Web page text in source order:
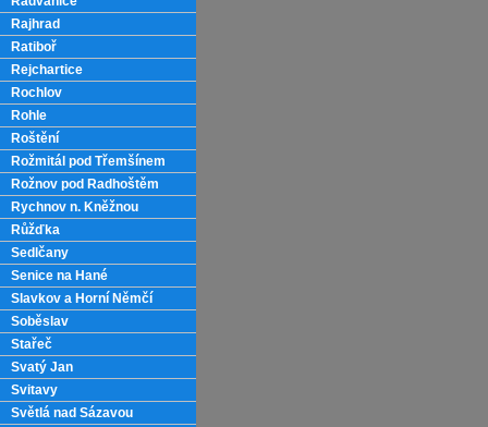
Rajhrad
Ratiboř
Rejchartice
Rochlov
Rohle
Roštění
Rožmitál pod Třemšínem
Rožnov pod Radhoštěm
Rychnov n. Kněžnou
Růžďka
Sedlčany
Senice na Hané
Slavkov a Horní Němčí
Soběslav
Stařeč
Svatý Jan
Svitavy
Světlá nad Sázavou